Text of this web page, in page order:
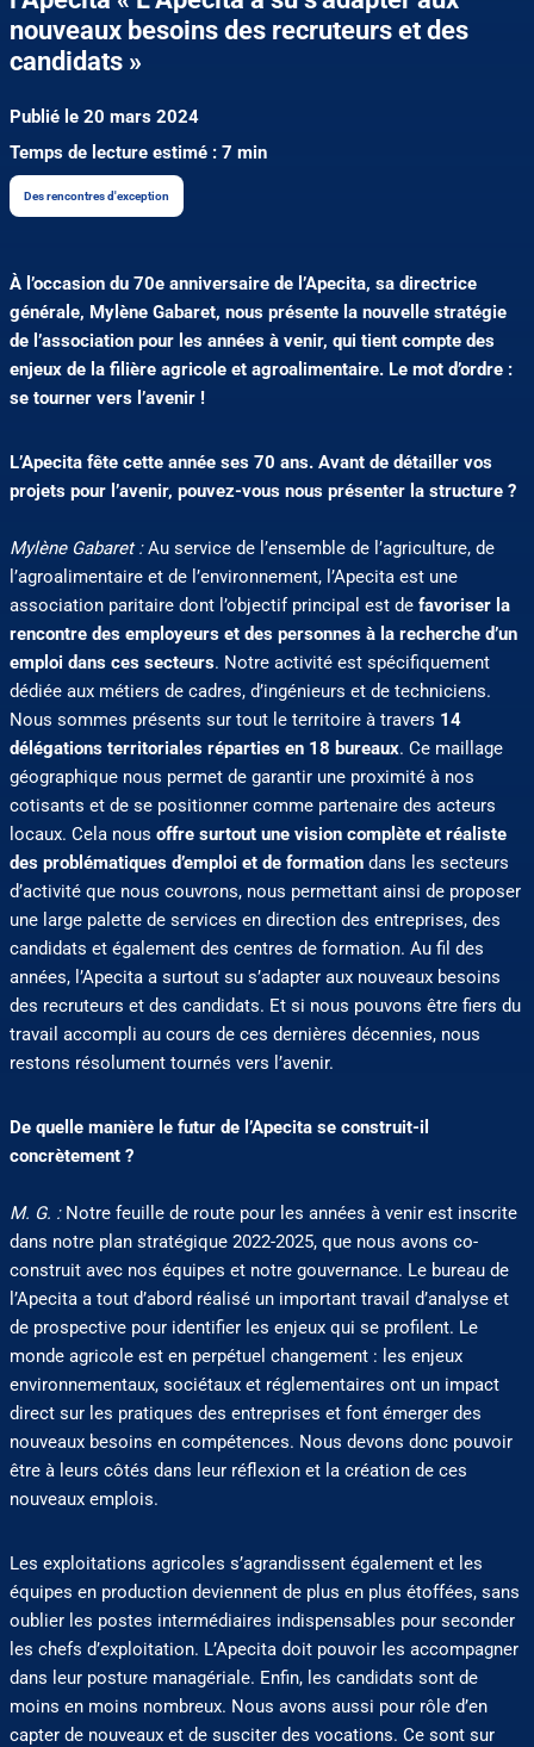
nouveaux besoins des recruteurs et des
candidats »
Publié le 20 mars 2024
Temps de lecture estimé : 7 min
Des rencontres d'exception
À l’occasion du 70e anniversaire de l’Apecita, sa directrice
générale, Mylène Gabaret, nous présente la nouvelle stratégie
de l’association pour les années à venir, qui tient compte des
enjeux de la filière agricole et agroalimentaire. Le mot d’ordre :
se tourner vers l’avenir !
L’Apecita fête cette année ses 70 ans. Avant de détailler vos
projets pour l’avenir, pouvez-vous nous présenter la structure ?
Mylène Gabaret :Au service de l’ensemble de l’agriculture, de
l’agroalimentaire et de l’environnement, l’Apecita est une
association paritaire dont l’objectif principal est de favoriser la
rencontre des employeurs et des personnes à la recherche d’un
emploi dans ces secteurs. Notre activité est spécifiquement
dédiée aux métiers de cadres, d’ingénieurs et de techniciens.
Nous sommes présents sur tout le territoire à travers 14
délégations territoriales réparties en 18 bureaux. Ce maillage
géographique nous permet de garantir une proximité à nos
cotisants et de se positionner comme partenaire des acteurs
locaux. Cela nous offre surtout une vision complète et réaliste
des problématiques d’emploi et de formationdans les secteurs
d’activité que nous couvrons, nous permettant ainsi de proposer
une large palette de services en direction des entreprises, des
candidats et également des centres de formation. Au fil des
années, l’Apecita a surtout su s’adapter aux nouveaux besoins
des recruteurs et des candidats. Et si nous pouvons être fiers du
travail accompli au cours de ces dernières décennies, nous
restons résolument tournés vers l’avenir.
De quelle manière le futur de l’Apecita se construit-il
concrètement ?
M. G. :Notre feuille de route pour les années à venir est inscrite
dans notre plan stratégique 2022-2025, que nous avons co-
construit avec nos équipes et notre gouvernance. Le bureau de
l’Apecita a tout d’abord réalisé un important travail d’analyse et
de prospective pour identifier les enjeux qui se profilent. Le
monde agricole est en perpétuel changement : les enjeux
environnementaux, sociétaux et réglementaires ont un impact
direct sur les pratiques des entreprises et font émerger des
nouveaux besoins en compétences. Nous devons donc pouvoir
être à leurs côtés dans leur réflexion et la création de ces
nouveaux emplois.
Les exploitations agricoles s’agrandissent également et les
équipes en production deviennent de plus en plus étoffées, sans
oublier les postes intermédiaires indispensables pour seconder
les chefs d’exploitation. L’Apecita doit pouvoir les accompagner
dans leur posture managériale. Enfin, les candidats sont de
moins en moins nombreux. Nous avons aussi pour rôle d’en
capter de nouveaux et de susciter des vocations. Ce sont sur